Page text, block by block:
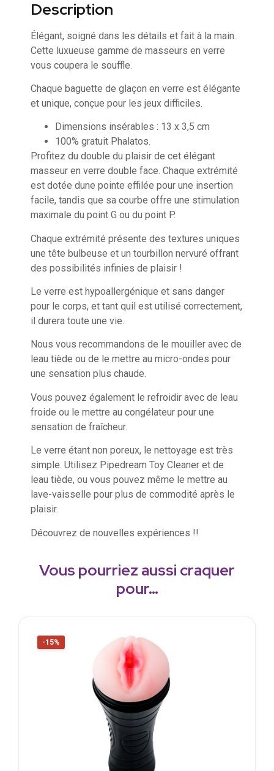
Description
Élégant, soigné dans les détails et fait à la main.
Cette luxueuse gamme de masseurs en verre
vous coupera le souffle.
Chaque baguette de glaçon en verre est élégante
et unique, conçue pour les jeux difficiles.
Dimensions insérables : 13 x 3,5 cm
100% gratuit Phalatos.
Profitez du double du plaisir de cet élégant
masseur en verre double face. Chaque extrémité
est dotée dune pointe effilée pour une insertion
facile, tandis que sa courbe offre une stimulation
maximale du point G ou du point P.
Chaque extrémité présente des textures uniques
une tête bulbeuse et un tourbillon nervuré offrant
des possibilités infinies de plaisir !
Le verre est hypoallergénique et sans danger
pour le corps, et tant quil est utilisé correctement,
il durera toute une vie.
Nous vous recommandons de le mouiller avec de
leau tiède ou de le mettre au micro-ondes pour
une sensation plus chaude.
Vous pouvez également le refroidir avec de leau
froide ou le mettre au congélateur pour une
sensation de fraîcheur.
Le verre étant non poreux, le nettoyage est très
simple. Utilisez Pipedream Toy Cleaner et de
leau tiède, ou vous pouvez même le mettre au
lave-vaisselle pour plus de commodité après le
plaisir.
Découvrez de nouvelles expériences !!
Vous pourriez aussi craquer
pour…
-15%